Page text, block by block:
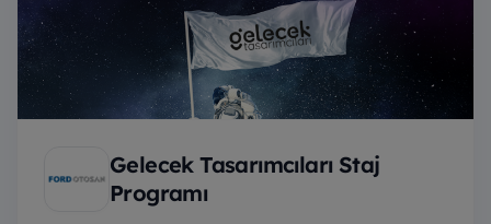
Gelecek Tasarımcıları Staj
Programı